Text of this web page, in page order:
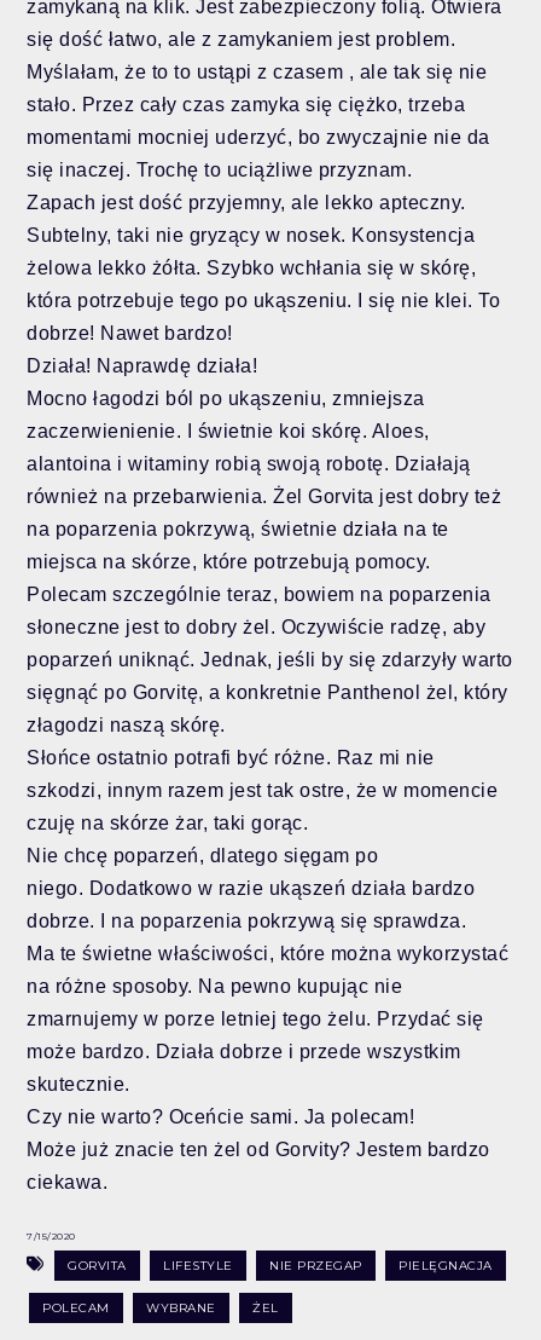
zamykaną na klik. Jest zabezpieczony folią. Otwiera
się dość łatwo, ale z zamykaniem jest problem.
Myślałam, że to to ustąpi z czasem , ale tak się nie
stało. Przez cały czas zamyka się ciężko, trzeba
momentami mocniej uderzyć, bo zwyczajnie nie da
się inaczej. Trochę to uciążliwe przyznam.
Zapach jest dość przyjemny, ale lekko apteczny.
Subtelny, taki nie gryzący w nosek. Konsystencja
żelowa lekko żółta. Szybko wchłania się w skórę,
która potrzebuje tego po ukąszeniu. I się nie klei. To
dobrze! Nawet bardzo!
Działa! Naprawdę działa!
Mocno łagodzi ból po ukąszeniu, zmniejsza
zaczerwienienie. I świetnie koi skórę. Aloes,
alantoina i witaminy robią swoją robotę. Działają
również na przebarwienia. Żel Gorvita jest dobry też
na poparzenia pokrzywą, świetnie działa na te
miejsca na skórze, które potrzebują pomocy.
Polecam szczególnie teraz, bowiem na poparzenia
słoneczne jest to dobry żel. Oczywiście radzę, aby
poparzeń uniknąć. Jednak, jeśli by się zdarzyły warto
sięgnąć po Gorvitę, a konkretnie Panthenol żel, który
złagodzi naszą skórę.
Słońce ostatnio potrafi być różne. Raz mi nie
szkodzi, innym razem jest tak ostre, że w momencie
czuję na skórze żar, taki gorąc.
Nie chcę poparzeń, dlatego sięgam po
niego. Dodatkowo w razie ukąszeń działa bardzo
dobrze. I na poparzenia pokrzywą się sprawdza.
Ma te świetne właściwości, które można wykorzystać
na różne sposoby. Na pewno kupując nie
zmarnujemy w porze letniej tego żelu. Przydać się
może bardzo. Działa dobrze i przede wszystkim
skutecznie.
Czy nie warto? Oceńcie sami. Ja polecam!
Może już znacie ten żel od Gorvity? Jestem bardzo
ciekawa.
7/15/2020
GORVITA LIFESTYLE NIE PRZEGAP PIELĘGNACJA
POLECAM WYBRANE ŻEL